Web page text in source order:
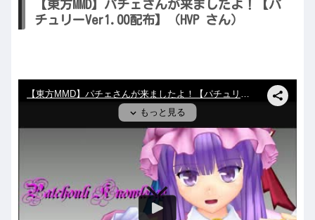
【東方MMD】パチェさんが来ましたよ！【パ
チュリーVer1.00配布】（HVP さん）